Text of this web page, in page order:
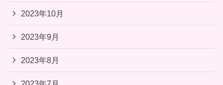
2023年10月
2023年9月
2023年8月